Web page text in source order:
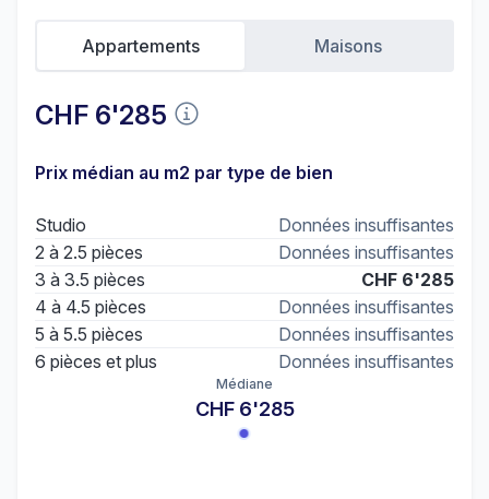
CHF 6'285
Appartements Maisons
Prix médian au m2 par type de bien
Studio
Données insuffisantes
2 à 2.5 pièces
Données insuffisantes
3 à 3.5 pièces
CHF 6'285
4 à 4.5 pièces
Données insuffisantes
5 à 5.5 pièces
Données insuffisantes
6 pièces et plus
Données insuffisantes
Médiane
CHF 6'285